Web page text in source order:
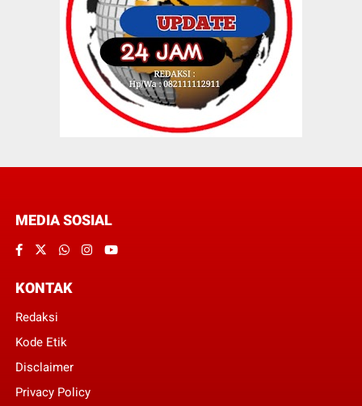
MEDIA SOSIAL
KONTAK
Redaksi
Kode Etik
Disclaimer
Privacy Policy